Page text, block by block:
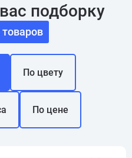
подборку
По цвету
По цене